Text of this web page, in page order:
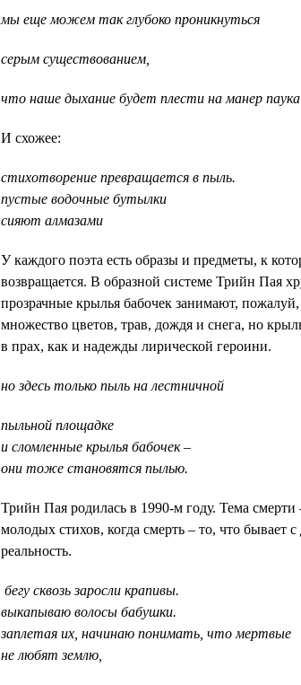
мы еще можем так глубоко проникнуться
серым существованием,
что наше дыхание будет плести на манер
И схожее:
стихотворение превращается в пыль.
пустые водочные бутылки
сияют алмазами
У каждого поэта есть образы и предметы, к
возвращается. В образной системе Трийн Пая
прозрачные крылья бабочек занимают,
множество цветов, трав, дождя и снега, но
в прах, как и надежды лирической героини.
но здесь только пыль на лестничной
пыльной площадке
и сломленные крылья бабочек –
они тоже становятся пылью.
Трийн Пая родилась в 1990-м году. Тема
молодых стихов, когда смерть – то, что
реальность.
бегу сквозь заросли крапивы.
выкапываю волосы бабушки.
заплетая их, начинаю понимать что мертвые
не любят землю